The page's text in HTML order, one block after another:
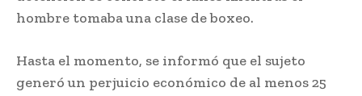
hombre tomaba una clase de boxeo.
Hasta el momento, se informó que el sujeto
generó un perjuicio económico de al menos 25